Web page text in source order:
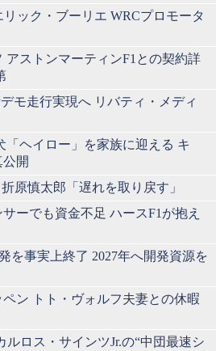
ック・ブーリエ WRCプロモータ
アストンマーティンF1との契約詳
モ走行実現へ リバティ・メディ
「ヘイロー」を家族に迎える キ
開
原慎太郎「遅れを取り戻す」
ーでも資金不足 ハースF1が抱え
を事実上終了 2027年へ開発資源を
ン トト・ヴォルフ夫妻との休暇
ルロス・サインツJr.の“中団最速シ